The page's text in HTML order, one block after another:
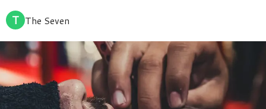
T The Seven